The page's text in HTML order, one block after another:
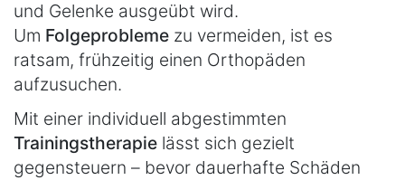
und Gelenke ausgeübt wird.
Um Folgeprobleme zu vermeiden, ist es
ratsam, frühzeitig einen Orthopäden
aufzusuchen.
Mit einer individuell abgestimmten
Trainingstherapie lässt sich gezielt
gegensteuern – bevor dauerhafte Schäden